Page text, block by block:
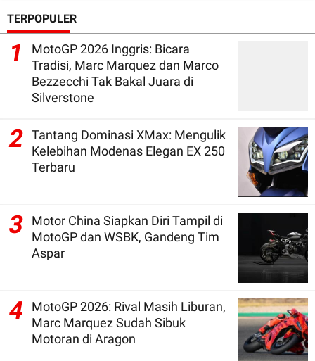
TERPOPULER
1
MotoGP 2026 Inggris: Bicara
Tradisi, Marc Marquez dan Marco
Bezzecchi Tak Bakal Juara di
Silverstone
2 Tantang Dominasi XMax: Mengulik
Kelebihan Modenas Elegan EX 250
Terbaru
3
Motor China Siapkan Diri Tampil di
MotoGP dan WSBK, Gandeng Tim
Aspar
4
MotoGP 2026: Rival Masih Liburan,
Marc Marquez Sudah Sibuk
Motoran di Aragon